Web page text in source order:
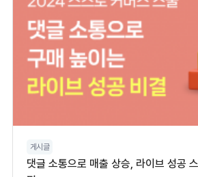
게시글
댓글 소통으로 매출 상승, 라이브 성공